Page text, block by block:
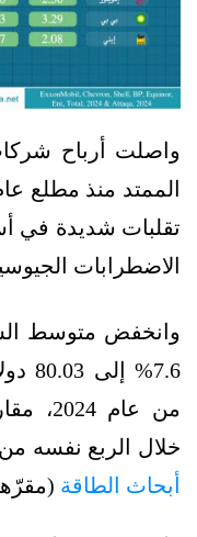
واصلت أرباح
تقلبات شديدة في
الاضطرابات
وانخفض متوسط
7.6%
خلال الربع نفسه من عام 2023،
أبحاث الطاقة